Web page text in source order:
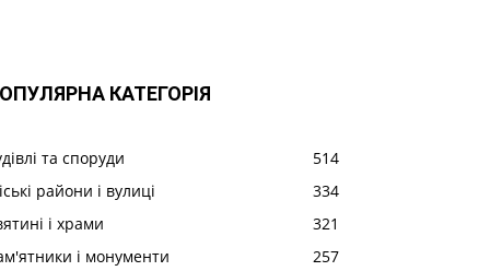
КАТЕГОРІЯ
та споруди
514
райони і вулиці
334
і храми
321
і монументи
257